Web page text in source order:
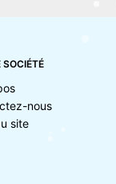
SOCIÉTÉ
nous
site